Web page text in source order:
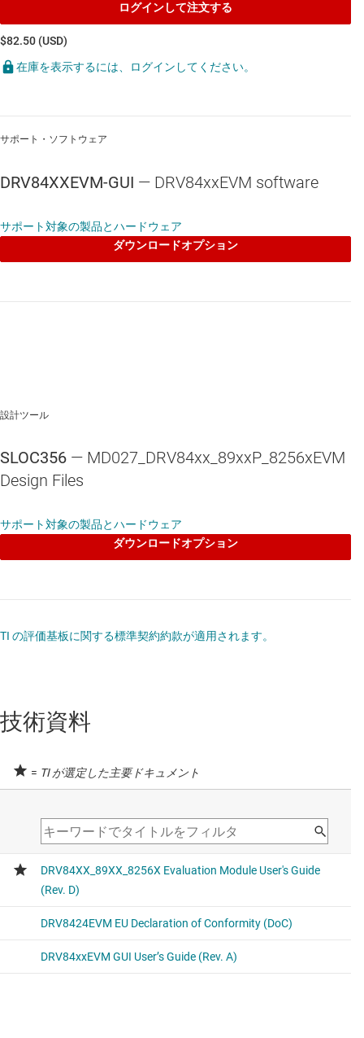
ログインして注文する
$82.50 (USD)
在庫を表示するには、ログインしてください。
サポート・ソフトウェア
DRV84XXEVM-GUI — DRV84xxEVM software
サポート対象の製品とハードウェア
ダウンロードオプション
設計ツール
SLOC356 — MD027_DRV84xx_89xxP_8256xEVM
Design Files
サポート対象の製品とハードウェア
ダウンロードオプション
TI の評価基板に関する標準契約約款が適用されます。
技術資料
= TI が選定した主要ドキュメント